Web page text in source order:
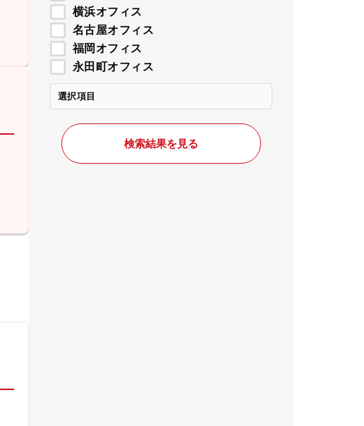
横浜オフィス
名古屋オフィス
福岡オフィス
永田町オフィス
選択項目
検索結果を見る